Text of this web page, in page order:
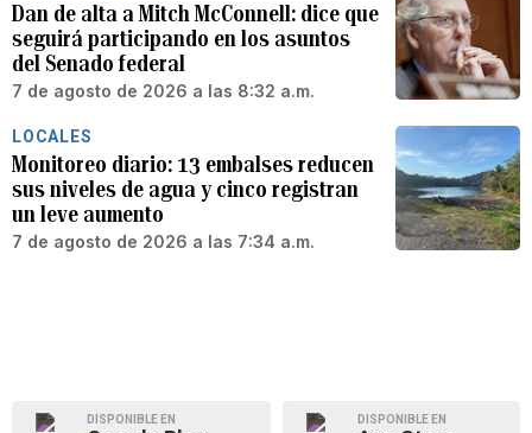
Dan de alta a Mitch McConnell: dice que
seguirá participando en los asuntos
del Senado federal
7 de agosto de 2026 a las 8:32 a.m.
LOCALES
Monitoreo diario: 13 embalses reducen
sus niveles de agua y cinco registran
un leve aumento
7 de agosto de 2026 a las 7:34 a.m.
DISPONIBLE EN DISPONIBLE EN